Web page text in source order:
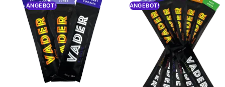
ANGEBOT! ANGEBOT!